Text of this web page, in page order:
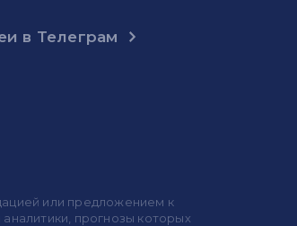
в Телеграм
или предложением к
прогнозы которых